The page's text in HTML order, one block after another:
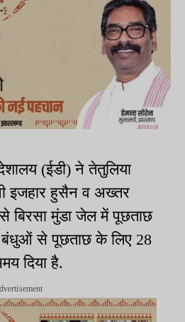
(ईडी) ने तेतुलिया
इजहार हुसैन व अख्तर
मुंडा जेल में पूछताछ
से पूछताछ के लिए 28
दिया है.